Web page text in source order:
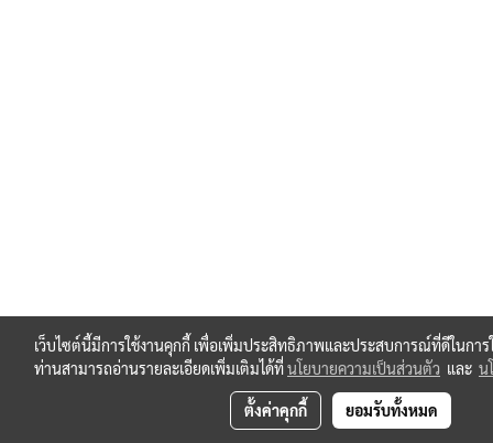
เว็บไซต์นี้มีการใช้งานคุกกี้ เพื่อเพิ่มประสิทธิภาพและประสบการณ์ที่ดีในการ
ท่านสามารถอ่านรายละเอียดเพิ่มเติมได้ที่นโยบายความเป็นส่วนตัว และ น
ตั้งค่าคุกกี้ ยอมรับทั้งหมด